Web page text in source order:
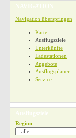
NAVIGATION
Navigation überspringen
Karte
Ausflugsziele
Unterkünfte
Ladestationen
Angebote
Ausflugsplaner
Service
Ausflugsziele
Region